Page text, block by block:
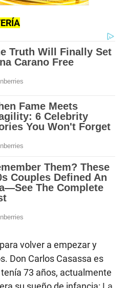
volver a empezar y
Don Carlos Casassa es
73 años, actualmente